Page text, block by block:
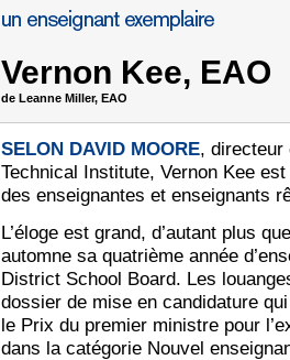
Vernon Kee, EAO
de Leanne Miller, EAO
SELON DAVID MOORE, directeur
Technical Institute, Vernon Kee
des enseignantes et enseignants
L’éloge est grand, d’autant plus
automne sa quatrième année
District School Board. Les
dossier de mise en candidature
le Prix du premier ministre pour
dans la catégorie Nouvel